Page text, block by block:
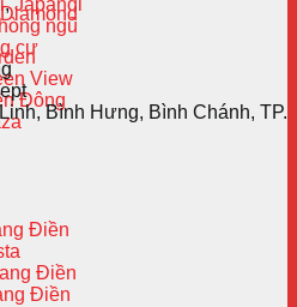
View
Đông
Điền
Điền
Điền
ngủ
cư
Bình Hưng, Bình Chánh, TP.